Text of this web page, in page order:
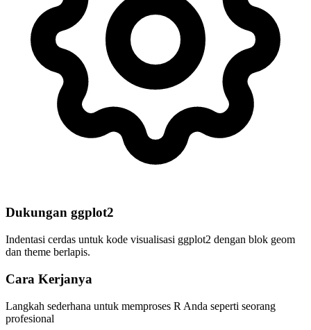
Dukungan ggplot2
Indentasi cerdas untuk kode visualisasi ggplot2 dengan blok geom
dan theme berlapis.
Cara Kerjanya
Langkah sederhana untuk memproses R Anda seperti seorang
profesional